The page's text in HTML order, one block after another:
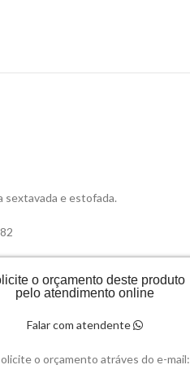
sextavada e estofada.
o orçamento deste produto
pelo atendimento online
Falar com atendente
o orçamento atráves do e-mail: